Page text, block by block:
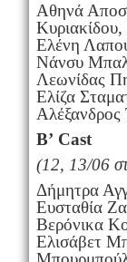
Αθηνά
Ελένη
Νάνσυ
Λεωνίδας
Ελίζα
Αλέξανδρος
Β’ Cast
(12, 13/06
Δήμητρα
Ευσταθία
Βερόνικα
Ελισάβετ